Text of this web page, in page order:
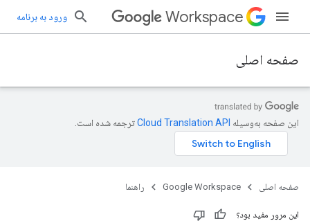
Workspace ورود به برنامه
صفحه اصلی
این صفحه به‌وسیله ترجمه شده است.
صفحه اصلی Google Workspace راهنما
این مرور مفید بود؟